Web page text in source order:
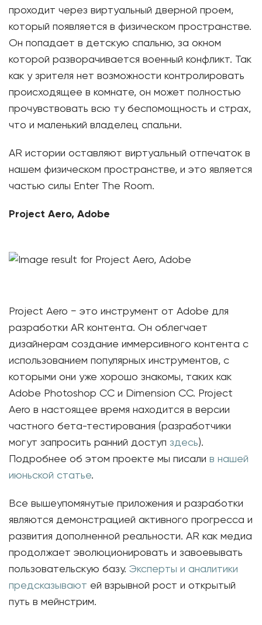
проходит через виртуальный дверной проем,
который появляется в физическом пространстве.
Он попадает в детскую спальню, за окном
которой разворачивается военный конфликт. Так
как у зрителя нет возможности контролировать
происходящее в комнате, он может полностью
прочувствовать всю ту беспомощность и страх,
что и маленький владелец спальни.
AR истории оставляют виртуальный отпечаток в
нашем физическом пространстве, и это является
частью силы Enter The Room.
Project Aero, Adobe
Project Aero − это инструмент от Adobe для
разработки AR контента. Он облегчает
дизайнерам создание иммерсивного контента с
использованием популярных инструментов, с
которыми они уже хорошо знакомы, таких как
Adobe Photoshop CC и Dimension CC. Project
Aero в настоящее время находится в версии
частного бета-тестирования (разработчики
могут запросить ранний доступ здесь).
Подробнее об этом проекте мы писали в нашей
июньской статье.
Все вышеупомянутые приложения и разработки
являются демонстрацией активного прогресса и
развития дополненной реальности. AR как медиа
продолжает эволюционировать и завоевывать
пользовательскую базу. Эксперты и аналитики
предсказывают ей взрывной рост и открытый
путь в мейнстрим.